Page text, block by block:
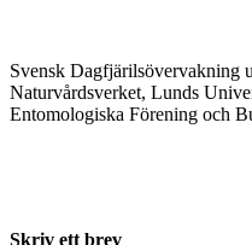
Svensk Dagfjärilsövervakning
Naturvårdsverket, Lunds
Entomologiska Förening och
Skriv ett brev